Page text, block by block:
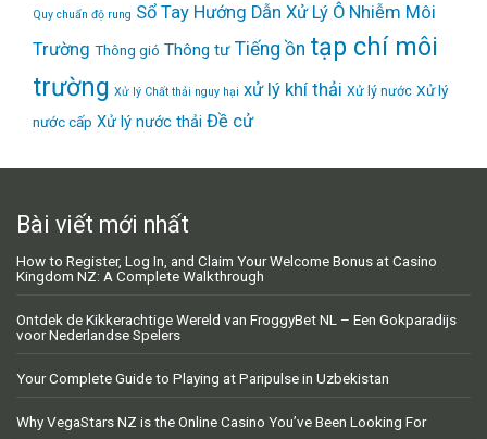
Quy chuẩn độ rung Sổ Tay Hướng Dẫn Xử Lý Ô Nhiễm Môi
Trường Thông gió Thông tư Tiếng ồn tạp chí môi
trường Xử lý Chất thải nguy hại xử lý khí thải Xử lý nước Xử lý
nước cấp Xử lý nước thải Đề cử
Bài viết mới nhất
How to Register, Log In, and Claim Your Welcome Bonus at Casino
Kingdom NZ: A Complete Walkthrough
Ontdek de Kikkerachtige Wereld van FroggyBet NL – Een Gokparadijs
voor Nederlandse Spelers
Your Complete Guide to Playing at Paripulse in Uzbekistan
Why VegaStars NZ is the Online Casino You’ve Been Looking For